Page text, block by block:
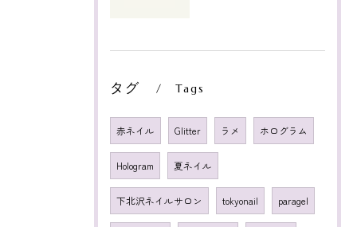
タグ Tags
赤ネイル Glitter ラメ ホログラム
Hologram 夏ネイル
下北沢ネイルサロン tokyonail paragel